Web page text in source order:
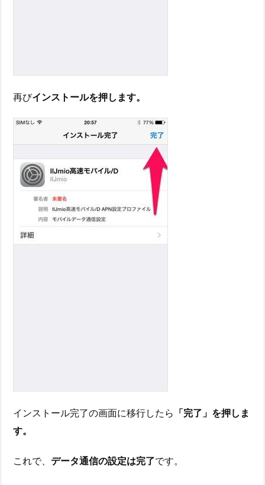
再びインストールを押します。
インストール完了の画面に移行したら 「完了」を押しま
す。
これで、 データ通信の設定は完了です。